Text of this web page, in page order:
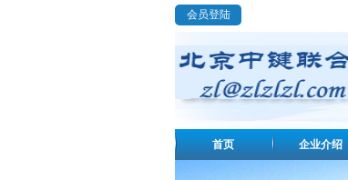
首页 企业介绍
会员登陆